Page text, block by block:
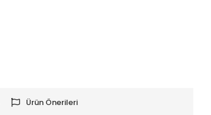
Ürün Önerileri